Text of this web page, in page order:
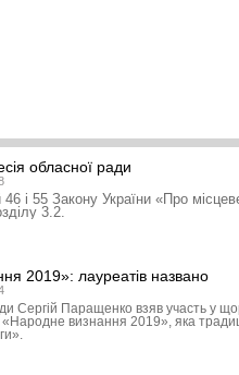
обласної ради
46 і 55 Закону України «Про
3.2.
2019»: лауреатів названо
Сергій Паращенко взяв участь у
«Народне визнання 2019», яка